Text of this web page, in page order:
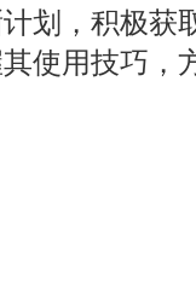
划，积极获
使用技巧，